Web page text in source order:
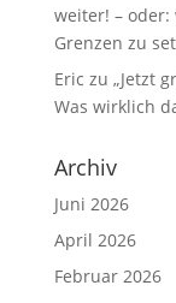
weiter! –
Grenzen zu
Eric zu „Jetzt
Was wirklich
Archiv
Juni 2026
April 2026
Februar 2026